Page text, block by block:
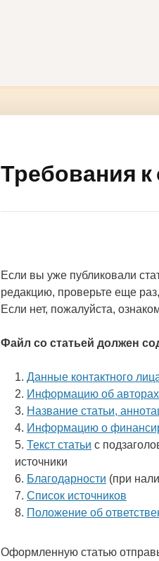
Требования
Если вы уже публиковали
редакцию, проверьте еще
Если нет, пожалуйста,
Файл со статьей должен
Данные контактного
Информацию об авторах
Название статьи,
Информацию о
Текст статьи с
источники
Благодарности (при
Список источников
Положение об
Оформленную статью